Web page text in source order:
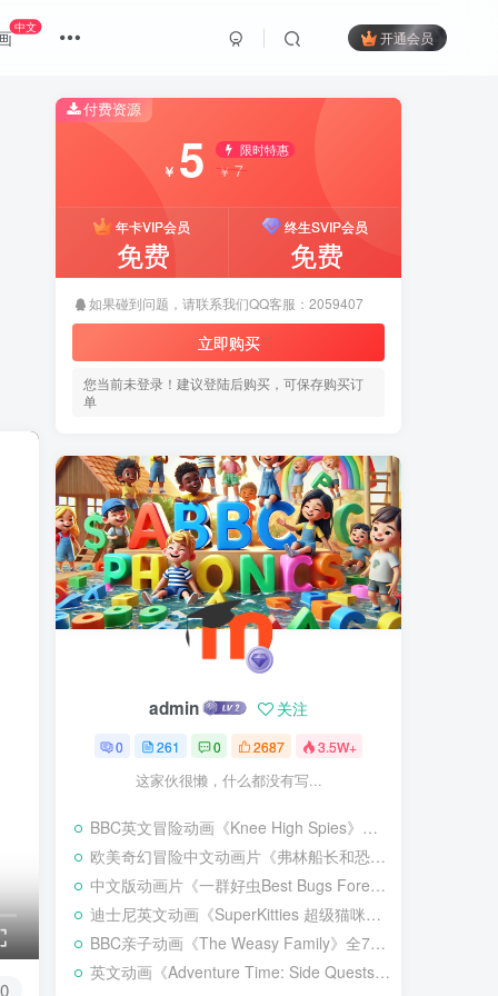
中文
开通会员
付费资源
￥ 5 限时特惠
￥7
年卡VIP会员
免费
终生SVIP会员
免费
如果碰到问题，请联系我们QQ客服：2059407
立即购买
您当前未登录！建议登陆后购买，可保存购买订
单
admin 关注
0 261 0 2687 3.5W+
这家伙很懒，什么都没有写...
BBC英文冒险动画《Knee High Spies》全20集，1080P高清视频带英文字幕，百度网盘下载！
欧美奇幻冒险中文动画片《弗林船长和恐龙海盗》全52集，720P高清视频，百度网盘下载！
中文版动画片《一群好虫Best Bugs Forever》全52集，1080P高清视频，百度网盘下载！
迪士尼英文动画《SuperKitties 超级猫咪》全1-3季共110集，1080P高清视频带英文字幕，百度网盘下载！
BBC亲子动画《The Weasy Family》全76集，1080P高清视频，百度网盘下载！
英文动画《Adventure Time: Side Quests 探险活宝：支线任务》全20集，1080P高清视频带英文字幕，百度网盘下载！